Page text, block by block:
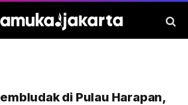
di Pulau Harapan,